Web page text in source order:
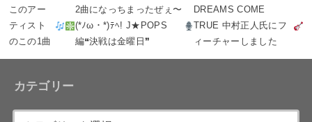
このアー
ティスト
のこの1曲
2曲になっちまったぜぇ〜
(*ﾉω・*)ﾃﾍ! J★POPS
編❝決戦は金曜日❞
DREAMS COME
TRUE 中村正人氏にフ
ィーチャーしました
カテゴリー